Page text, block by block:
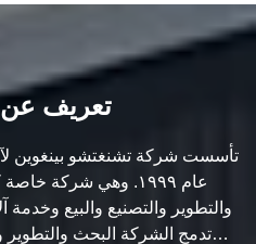
تعريف
تأسست شركة تشنغتشو بينغوين
عام ١٩٩٩. وهي شركة
والتطوير والتصنيع والبيع
تدمج الشركة البحث والتطوير